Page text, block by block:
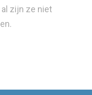
zijn ze niet